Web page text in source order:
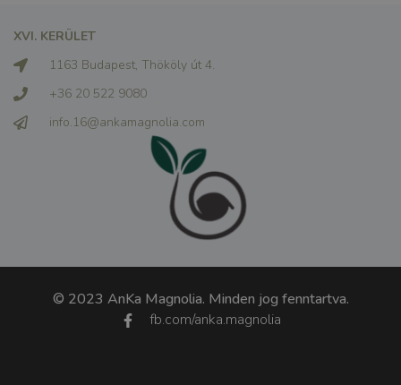
XVI. KERÜLET
1163 Budapest, Thököly út 4.
+36 20 522 9080
info.16@ankamagnolia.com
© 2023 AnKa Magnolia. Minden jog fenntartva.
fb.com/anka.magnolia